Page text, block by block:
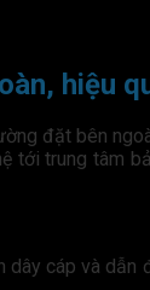
hiệu
đặt bên
tới trung tâm
cáp và